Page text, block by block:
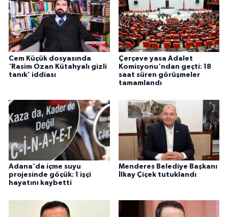
Cem Küçük dosyasında
'Rasim Ozan Kütahyalı gizli
tanık’ iddiası
Çerçeve yasa Adalet
Komisyonu'ndan geçti: 18
saat süren görüşmeler
tamamlandı
Adana'da içme suyu
projesinde göçük: 1 işçi
hayatını kaybetti
Menderes Belediye Başkanı
İlkay Çiçek tutuklandı